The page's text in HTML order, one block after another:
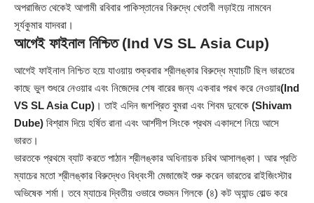
অপরাজিত থেকেই আগামী রবিবার পাকিস্তানের বিরুদ্ধে খেতাবী লড়াইয়ে নামবেন
সূর্যকুমার যাদবরা।
আগেই ফাইনাল নিশ্চিত(Ind VS SL Asia Cup)
আগেই ফাইনাল নিশ্চিত হয়ে যাওয়ায় শুক্রবার শ্রীলঙ্কার বিরুদ্ধে ম্যাচটি ছিল ভারতের
কাছে ভুল শুধরে নেওয়ার এবং নিজেদের শেষ বারের জন্য একবার পরখ করে নেওয়ার(Ind
VS SL Asia Cup) । তাই এদিন জশপ্রিত বুমরা এবং শিবম দুবেকে (Shivam
Dube) বিশ্রাম দিয়ে হর্ষিত রানা এবং আর্শদীপ সিংকে প্রথম একাদশে নিয়ে আসে
ভারত।
ভারতকে প্রথমে ব্যাট করতে পাঠান শ্রীলঙ্কার অধিনায়ক চরিথ আসালঙ্কা। আর প্রতি
ম্যাচের মতো শ্রীলঙ্কার বিরুদ্ধেও বিধ্বংসী মেজাজেই শুরু করেন ভারতের রাইজিংস্টার
অভিষেক শর্মা। তবে ম্যাচের দ্বিতীয় ওভারে শুভমন গিলকে (৪) কট অ্যান্ড বোল্ড করে